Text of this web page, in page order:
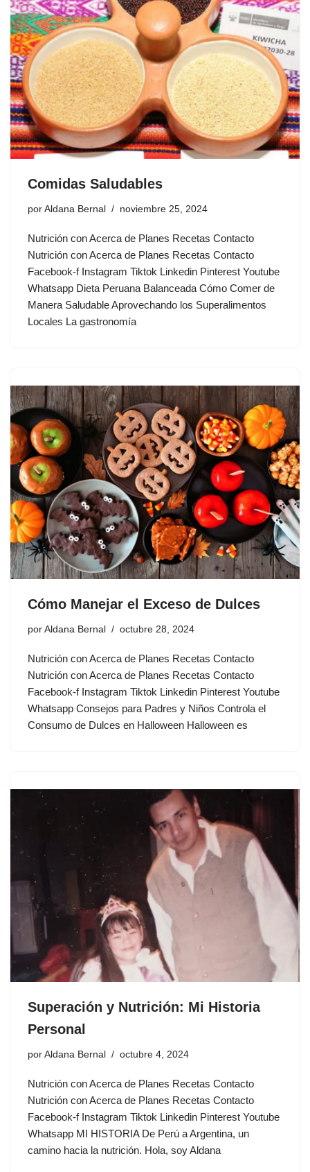
Comidas Saludables
por Aldana Bernal noviembre 25, 2024
Nutrición con Acerca de Planes Recetas Contacto
Nutrición con Acerca de Planes Recetas Contacto
Facebook-f Instagram Tiktok Linkedin Pinterest Youtube
Whatsapp Dieta Peruana Balanceada Cómo Comer de
Manera Saludable Aprovechando los Superalimentos
Locales La gastronomía
Cómo Manejar el Exceso de Dulces
por Aldana Bernal octubre 28, 2024
Nutrición con Acerca de Planes Recetas Contacto
Nutrición con Acerca de Planes Recetas Contacto
Facebook-f Instagram Tiktok Linkedin Pinterest Youtube
Whatsapp Consejos para Padres y Niños Controla el
Consumo de Dulces en Halloween Halloween es
Superación y Nutrición: Mi Historia
Personal
por Aldana Bernal octubre 4, 2024
Nutrición con Acerca de Planes Recetas Contacto
Nutrición con Acerca de Planes Recetas Contacto
Facebook-f Instagram Tiktok Linkedin Pinterest Youtube
Whatsapp MI HISTORIA De Perú a Argentina, un
camino hacia la nutrición. Hola, soy Aldana